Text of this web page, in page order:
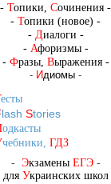
- Топики, Сочинения -
- Топики (новое) -
- Диалоги -
- Афоризмы-
- Фразы, Выражения-
- Идиомы -
есты
lash Stories
одкасты
чебники, ГДЗ
- Экзамены ЕГЭ-
для Украинских школ